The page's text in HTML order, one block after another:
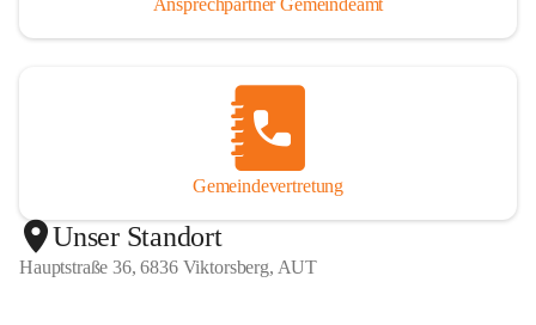
Ansprechpartner Gemeindeamt
Gemeindevertretung
Unser Standort
Hauptstraße 36, 6836 Viktorsberg, AUT